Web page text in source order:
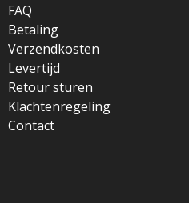
FAQ
Betaling
Verzendkosten
Levertijd
Retour sturen
Klachtenregeling
Contact